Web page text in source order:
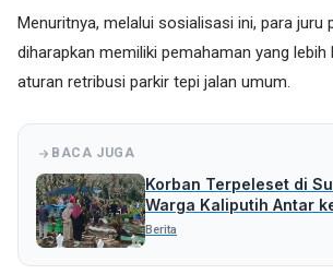
Menuritnya, melalui sosialisasi ini, para juru
diharapkan memiliki pemahaman yang lebih
aturan retribusi parkir tepi jalan umum.
BACA JUGA
Korban Terpeleset di
Warga Kaliputih Antar
Berita